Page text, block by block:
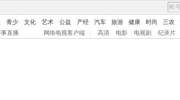
青少 文化 艺术 公益 产经 汽车 旅游 健康 时尚 三农
直播 网络电视客户端 高清 电影 电视剧 纪录片